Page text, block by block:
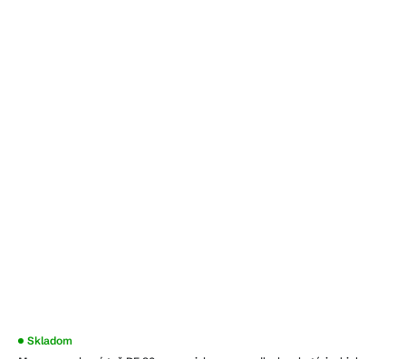
Priemerné
Skladom